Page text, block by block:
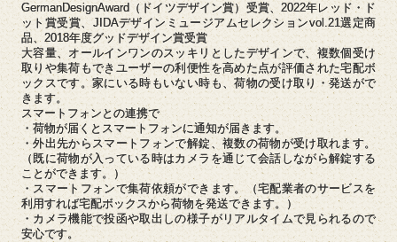
GermanDesignAward（ドイツデザイン賞）受賞、2022年レッド・ド
ット賞受賞、JIDAデザインミュージアムセレクションvol.21選定商
品、2018年度グッドデザイン賞受賞
大容量、オールインワンのスッキリとしたデザインで、複数個受け
取りや集荷もできユーザーの利便性を高めた点が評価された宅配ボ
ックスです。家にいる時もいない時も、荷物の受け取り・発送がで
きます。
スマートフォンとの連携で
・荷物が届くとスマートフォンに通知が届きます。
・外出先からスマートフォンで解錠、複数の荷物が受け取れます。
（既に荷物が入っている時はカメラを通じて会話しながら解錠する
ことができます。）
・スマートフォンで集荷依頼ができます。（宅配業者のサービスを
利用すれば宅配ボックスから荷物を発送できます。）
・カメラ機能で投函や取出しの様子がリアルタイムで見られるので
安心です。